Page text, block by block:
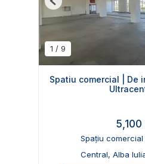
1 / 9
Previous
Spatiu comercial | De
5,100
Spațiu
Central, Alba